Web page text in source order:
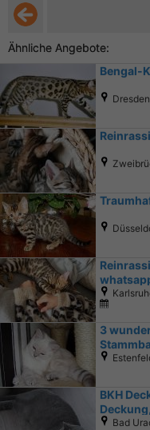
Ähnliche Angebote:
Bengal-
Dresden
3
BKH
Bad